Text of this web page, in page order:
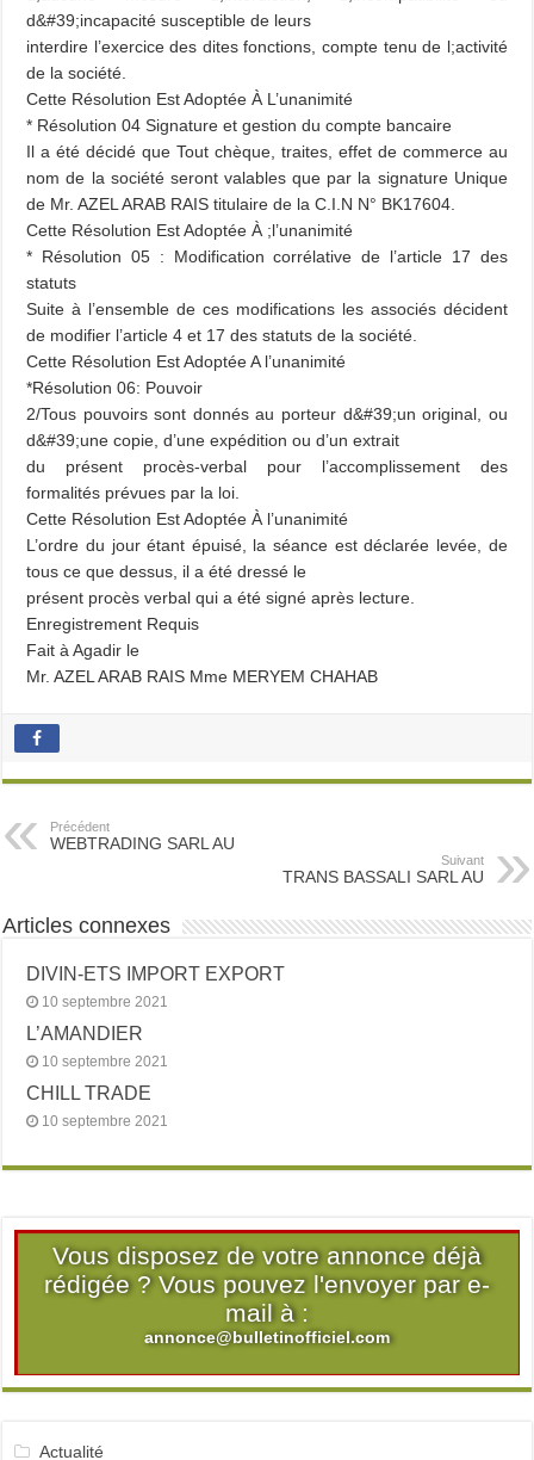
d&#39;incapacité susceptible de leurs
interdire l’exercice des dites fonctions, compte tenu de l;activité
de la société.
Cette Résolution Est Adoptée À L’unanimité
* Résolution 04 Signature et gestion du compte bancaire
Il a été décidé que Tout chèque, traites, effet de commerce au
nom de la société seront valables que par la signature Unique
de Mr. AZEL ARAB RAIS titulaire de la C.I.N N° BK17604.
Cette Résolution Est Adoptée À ;l’unanimité
* Résolution 05 : Modification corrélative de l’article 17 des
statuts
Suite à l’ensemble de ces modifications les associés décident
de modifier l’article 4 et 17 des statuts de la société.
Cette Résolution Est Adoptée A l’unanimité
*Résolution 06: Pouvoir
2/Tous pouvoirs sont donnés au porteur d&#39;un original, ou
d&#39;une copie, d’une expédition ou d’un extrait
du présent procès-verbal pour l’accomplissement des
formalités prévues par la loi.
Cette Résolution Est Adoptée À l’unanimité
L’ordre du jour étant épuisé, la séance est déclarée levée, de
tous ce que dessus, il a été dressé le
présent procès verbal qui a été signé après lecture.
Enregistrement Requis
Fait à Agadir le
Mr. AZEL ARAB RAIS Mme MERYEM CHAHAB
Précédent
WEBTRADING SARL AU
Suivant
TRANS BASSALI SARL AU
Articles connexes
DIVIN-ETS IMPORT EXPORT
10 septembre 2021
L’AMANDIER
10 septembre 2021
CHILL TRADE
10 septembre 2021
Vous disposez de votre annonce déjà
rédigée ? Vous pouvez l'envoyer par e-
mail à :
annonce@bulletinofficiel.com
Actualité